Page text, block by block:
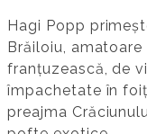
Hagi Popp
Brăiloiu,
franțuzească, de
împachetate în
preajma